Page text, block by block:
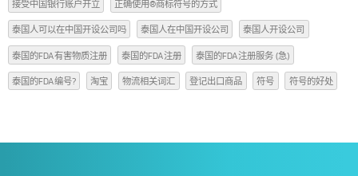
248号法令是 248号法令是什么 AFTA america bank american banks
CEPT FDA THAI FDA THAILAND Form A Form D form d คือ
GACC
intbizth intbizth thai intbizth thailand usa bank
ข้อตกลงACFTA